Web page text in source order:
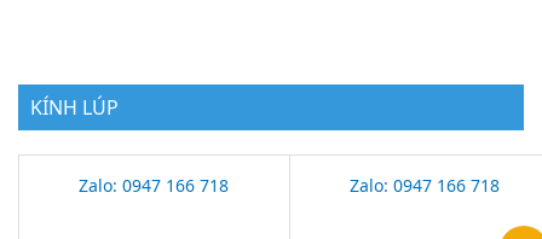
KÍNH LÚP
Zalo: 0947 166 718 Zalo: 0947 166 718